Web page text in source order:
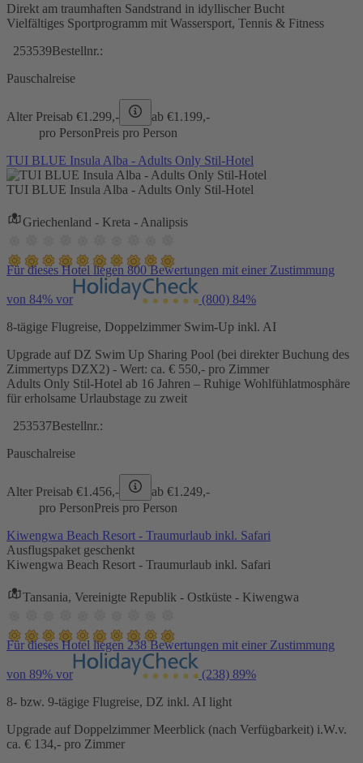
Direkt am traumhaften Sandstrand in idyllischer Bucht
Vielfältiges Sportprogramm mit Wassersport, Tennis & Fitness
253539Bestellnr.:
Pauschalreise
Alter Preisab €1.299,- ab €1.199,-
pro PersonPreis pro Person
TUI BLUE Insula Alba - Adults Only Stil-Hotel
TUI BLUE Insula Alba - Adults Only Stil-Hotel
Griechenland - Kreta - Analipsis
Für dieses Hotel liegen 800 Bewertungen mit einer Zustimmung
von 84% vor (800) 84%
8-tägige Flugreise, Doppelzimmer Swim-Up inkl. AI
Upgrade auf DZ Swim Up Sharing Pool (bei direkter Buchung des
Zimmertyps DZX2) - Wert: ca. € 550,- pro Zimmer
Adults Only Stil-Hotel ab 16 Jahren – Ruhige Wohlfühlatmosphäre
für erholsame Urlaubstage zu zweit
253537Bestellnr.:
Pauschalreise
Alter Preisab €1.456,- ab €1.249,-
pro PersonPreis pro Person
Kiwengwa Beach Resort - Traumurlaub inkl. Safari
Ausflugspaket geschenkt
Kiwengwa Beach Resort - Traumurlaub inkl. Safari
Tansania, Vereinigte Republik - Ostküste - Kiwengwa
Für dieses Hotel liegen 238 Bewertungen mit einer Zustimmung
von 89% vor (238) 89%
8- bzw. 9-tägige Flugreise, DZ inkl. AI light
Upgrade auf Doppelzimmer Meerblick (nach Verfügbarkeit) i.W.v.
ca. € 134,- pro Zimmer